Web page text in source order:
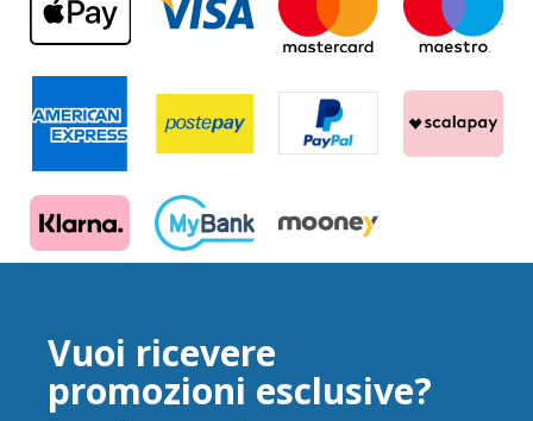
Vuoi ricevere
promozioni esclusive?